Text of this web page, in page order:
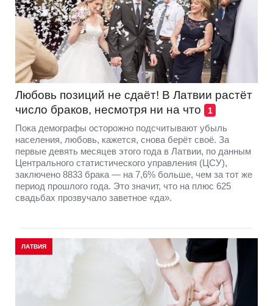
Любовь позиций не сдаёт! В Латвии растёт
число браков, несмотря ни на что
1
Пока демографы осторожно подсчитывают убыль
населения, любовь, кажется, снова берёт своё. За
первые девять месяцев этого года в Латвии, по данным
Центрального статистического управления (ЦСУ),
заключено 8833 брака — на 7,6% больше, чем за тот же
период прошлого года. Это значит, что на плюс 625
свадьбах прозвучало заветное «да».
ЛАТВИЯ